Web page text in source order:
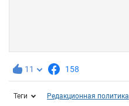
11 158
Теги Редакционная политика